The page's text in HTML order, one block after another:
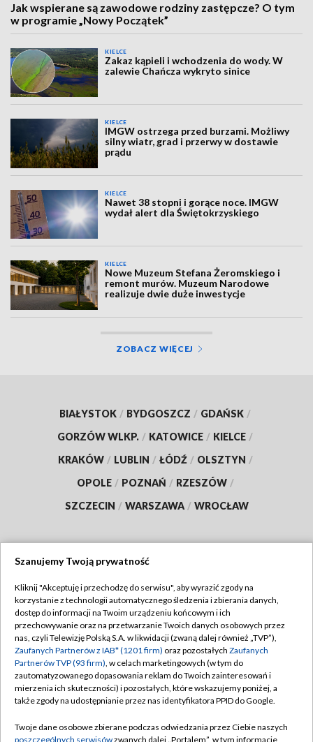
Jak wspierane są zawodowe rodziny zastępcze? O tym
w programie „Nowy Początek”
KIELCE
Zakaz kąpieli i wchodzenia do wody. W
zalewie Chańcza wykryto sinice
KIELCE
IMGW ostrzega przed burzami. Możliwy
silny wiatr, grad i przerwy w dostawie
prądu
KIELCE
Nawet 38 stopni i gorące noce. IMGW
wydał alert dla Świętokrzyskiego
KIELCE
Nowe Muzeum Stefana Żeromskiego i
remont murów. Muzeum Narodowe
realizuje dwie duże inwestycje
ZOBACZ WIĘCEJ
BIAŁYSTOK / BYDGOSZCZ / GDAŃSK /
GORZÓW WLKP. / KATOWICE / KIELCE /
KRAKÓW / LUBLIN / ŁÓDŹ / OLSZTYN /
OPOLE / POZNAŃ / RZESZÓW /
SZCZECIN / WARSZAWA / WROCŁAW
TVP
Abonament TVP
Emisja w TVP
Centrum informacji TVP
Naziemna Telewizja Cyfrowa
Rada Programowa
Regulamin TVP
Polityka prywatności
Moje zgody
Pomoc
Szanujemy Twoją prywatność
Kliknij "Akceptuję i przechodzę do serwisu", aby wyrazić zgody na
korzystanie z technologii automatycznego śledzenia i zbierania danych,
dostęp do informacji na Twoim urządzeniu końcowym i ich
przechowywanie oraz na przetwarzanie Twoich danych osobowych przez
nas, czyli Telewizję Polską S.A. w likwidacji (zwaną dalej również „TVP”),
Zaufanych Partnerów z IAB* (1201 firm) oraz pozostałych Zaufanych
Partnerów TVP (93 firm), w celach marketingowych (w tym do
zautomatyzowanego dopasowania reklam do Twoich zainteresowań i
mierzenia ich skuteczności) i pozostałych, które wskazujemy poniżej, a
także zgody na udostępnianie przez nas identyfikatora PPID do Google.
Twoje dane osobowe zbierane podczas odwiedzania przez Ciebie naszych
poszczególnych serwisówzwanych dalej „Portalem”, w tym informacje